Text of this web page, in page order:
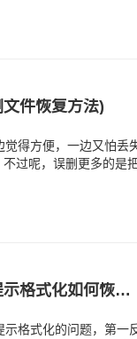
件恢复方法)
得方便，一边又怕丢
过呢，误删更多的是把
u盘显示零字节提示格式化怎么办(u盘显示零字节提示格式化如何恢复数据)
格式化的问题，第一